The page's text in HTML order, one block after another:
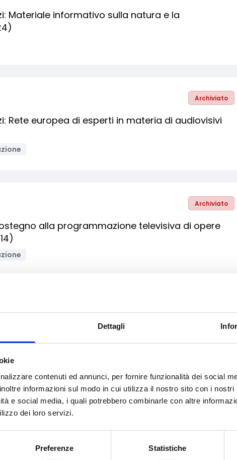
Dettagli
contenuti ed annunci, per fornire funzionalità dei social
informazioni sul modo in cui utilizza il nostro sito con i
e social media, i quali potrebbero combinarle con altre
dei loro servizi.
Preferenze Statistiche
Materiale informativo sulla natura e la
Archiviato
Rete europea di esperti in materia di audiovisivi
Archiviato
alla programmazione televisiva di opere
Supporto del partenariato europeo per
(ENV.C.1/SER/2014/0001)
Ambiente ed uso efficiente delle risorse
tradizionali